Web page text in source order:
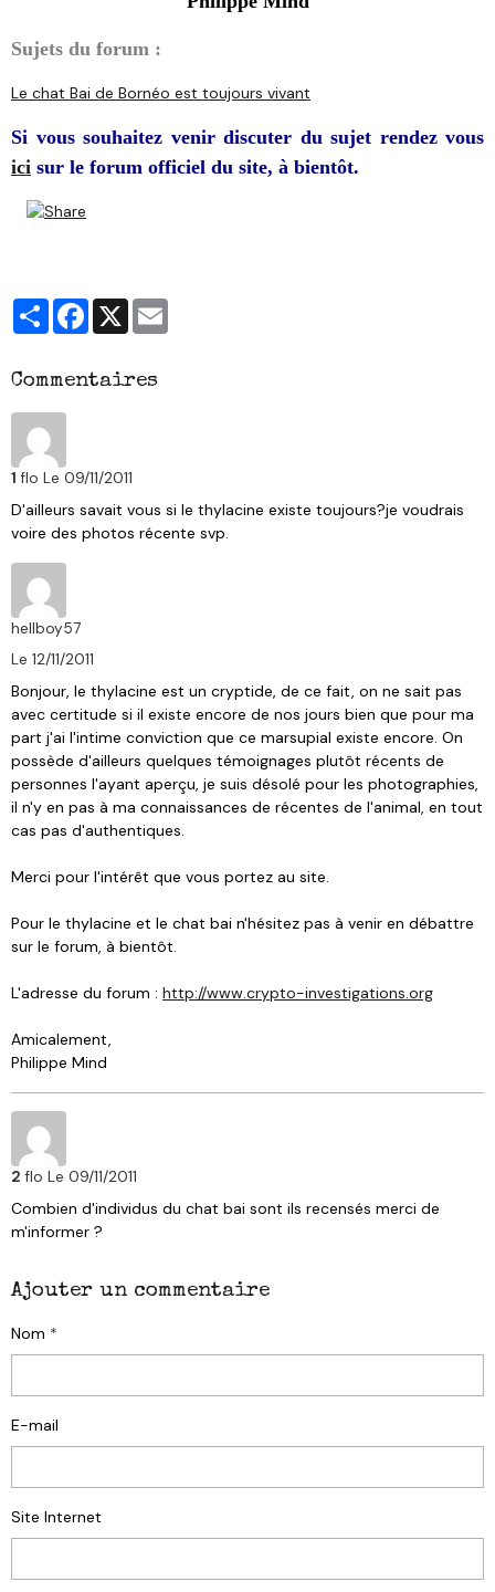
Sujets du forum :
Le chat Bai de Bornéo est toujours vivant
Si vous souhaitez venir discuter du sujet rendez vous
ici sur le forum officiel du site, à bientôt.
PartagerFacebook
X
Commentaires
1 flo Le 09/11/2011
D'ailleurs savait vous si le thylacine existe toujours?je voudrais
voire des photos récente svp.
hellboy57
Le 12/11/2011
Bonjour, le thylacine est un cryptide, de ce fait, on ne sait pas
avec certitude si il existe encore de nos jours bien que pour ma
part j'ai l'intime conviction que ce marsupial existe encore. On
possède d'ailleurs quelques témoignages plutôt récents de
personnes l'ayant aperçu, je suis désolé pour les photographies,
il n'y en pas à ma connaissances de récentes de l'animal, en tout
cas pas d'authentiques.
Merci pour l'intérêt que vous portez au site.
Pour le thylacine et le chat bai n'hésitez pas à venir en débattre
sur le forum, à bientôt.
L'adresse du forum : http://www.crypto-investigations.org
Amicalement,
Philippe Mind
2 flo Le 09/11/2011
Combien d'individus du chat bai sont ils recensés merci de
m'informer ?
Ajouter un commentaire
Nom
E-mail
Site Internet